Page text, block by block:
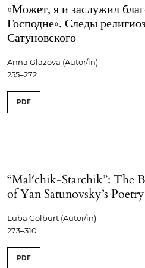
«Может, я и заслужил
Господне». Следы
Сатуновского
Anna Glazova (Autor/in)
255–272
PDF
“Mal′chik-Starchik”: The
of Yan Satunovsky’s Poetry
Luba Golburt (Autor/in)
273–310
PDF